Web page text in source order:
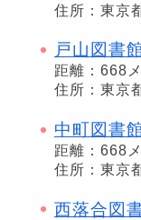
住所：東京
戸山図書
距離：668
住所：東京
中町図書
距離：668
住所：東京
西落合図